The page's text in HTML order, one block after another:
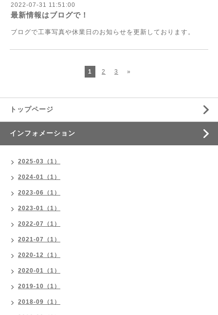
2022-07-31 11:51:00
最新情報はブログで！
ブログで工事写真や休業日のお知らせを更新しております。
1 2 3 »
トップページ
インフォメーション
2025-03（1）
2024-01（1）
2023-06（1）
2023-01（1）
2022-07（1）
2021-07（1）
2020-12（1）
2020-01（1）
2019-10（1）
2018-09（1）